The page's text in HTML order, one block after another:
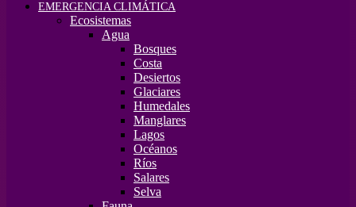
EMERGENCIA CLIMÁTICA
Ecosistemas
Agua
Bosques
Costa
Desiertos
Glaciares
Humedales
Manglares
Lagos
Océanos
Ríos
Salares
Selva